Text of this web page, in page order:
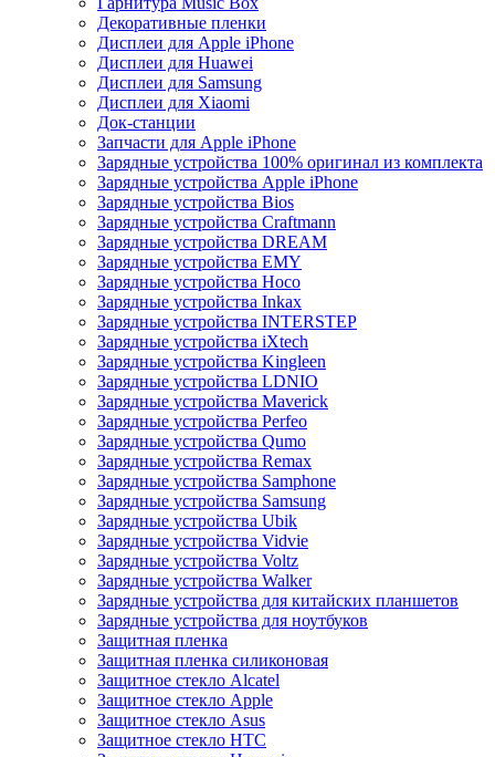
Декоративные пленки
Дисплеи для Apple iPhone
Дисплеи для Huawei
Дисплеи для Samsung
Дисплеи для Xiaomi
Док-станции
Запчасти для Apple iPhone
Зарядные устройства 100% оригинал из комплекта
Зарядные устройства Apple iPhone
Зарядные устройства Bios
Зарядные устройства Craftmann
Зарядные устройства DREAM
Зарядные устройства EMY
Зарядные устройства Hoco
Зарядные устройства Inkax
Зарядные устройства INTERSTEP
Зарядные устройства iXtech
Зарядные устройства Kingleen
Зарядные устройства LDNIO
Зарядные устройства Maverick
Зарядные устройства Perfeo
Зарядные устройства Qumo
Зарядные устройства Remax
Зарядные устройства Samphone
Зарядные устройства Samsung
Зарядные устройства Ubik
Зарядные устройства Vidvie
Зарядные устройства Voltz
Зарядные устройства Walker
Зарядные устройства для китайских планшетов
Зарядные устройства для ноутбуков
Защитная пленка
Защитная пленка силиконовая
Защитное стекло Alcatel
Защитное стекло Apple
Защитное стекло Asus
Защитное стекло HTC